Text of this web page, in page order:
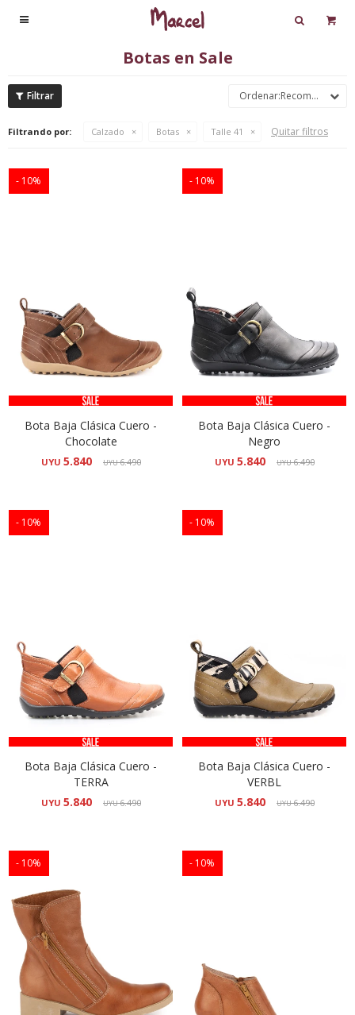

Botas en Sale
Recomendados
Filtrando por: Calzado Botas Talle 41 Quitar filtros
10
Bota Baja Clásica Cuero -
Chocolate
UYU 5.840 UYU6.490
10
Bota Baja Clásica Cuero -
Negro
UYU 5.840 UYU6.490
10
Bota Baja Clásica Cuero -
TERRA
UYU 5.840 UYU6.490
10
Bota Baja Clásica Cuero -
VERBL
UYU 5.840 UYU6.490
10 10